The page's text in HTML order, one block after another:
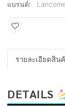
แบรนด์:
รายละเอียดสิน
DETAILS